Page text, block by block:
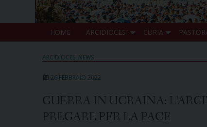
HOME ARCIDIOCESI CURIA
ARCIDIOCESI NEWS
26 FEBBRAIO 2022
GUERRA IN UCRAINA:
PREGARE PER LA PACE